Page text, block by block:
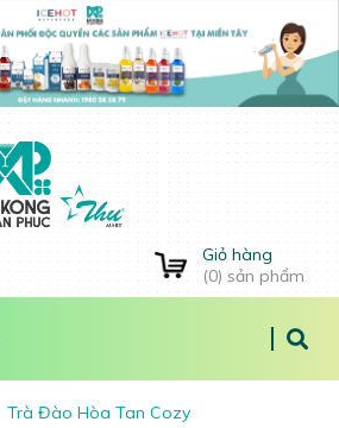
Giỏ hàng
(0) sản phẩm
Trà Đào Hòa Tan Cozy